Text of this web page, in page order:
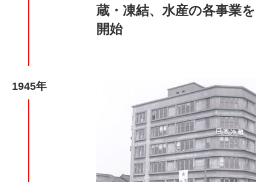
蔵・凍結、水産の各事業を
開始
1945年